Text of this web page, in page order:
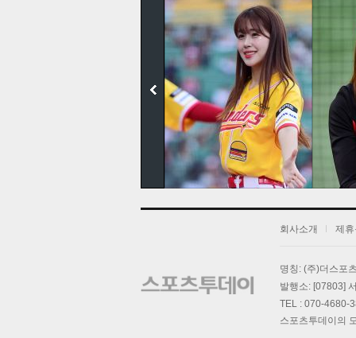
기
회사소개 제
명칭: (주)더스포
발행소: [07803]
TEL : 070-4680-
스포츠투데이의